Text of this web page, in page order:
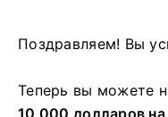
Поздравляем! Вы
Теперь вы можете